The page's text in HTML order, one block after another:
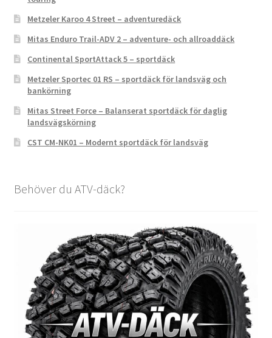
Metzeler Karoo 4 Street – adventuredäck
Mitas Enduro Trail-ADV 2 – adventure- och allroaddäck
Continental SportAttack 5 – sportdäck
Metzeler Sportec 01 RS – sportdäck för landsväg och
bankörning
Mitas Street Force – Balanserat sportdäck för daglig
landsvägskörning
CST CM-NK01 – Modernt sportdäck för landsväg
Behöver du ATV-däck?